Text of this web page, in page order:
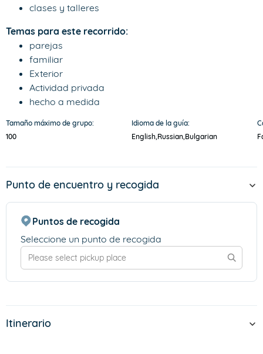
clases y talleres
Temas para este recorrido:
parejas
familiar
Exterior
Actividad privada
hecho a medida
Tamaño máximo de grupo:
100
Idioma de la guía:
English, Russian, Bulgarian
Punto de encuentro y recogida
Puntos de recogida
Seleccione un punto de recogida
Itinerario